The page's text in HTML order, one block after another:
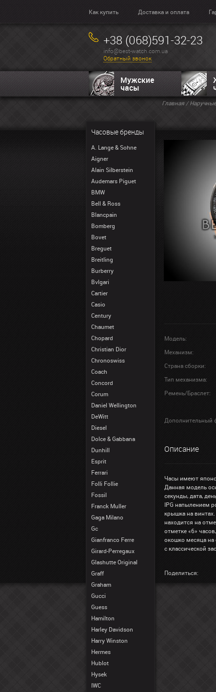
Как купить Доставка и оплата
+38 (068)591-32-23
info@best-watch.com.ua
Обратный звонок
Мужские
часы
Часовые бренды
A. Lange & Sohne
Aigner
Alain Silberstein
Audemars Piguet
BMW
Bell & Ross
Blancpain
Bomberg
Bovet
Breguet
Breitling
Burberry
Bvlgari
Cartier
Casio
Century
Chaumet
Chopard
Christian Dior
Chronoswiss
Coach
Concord
Corum
Daniel Wellington
DeWitt
Diesel
Dolce & Gabbana
Dunhill
Esprit
Ferrari
Folli Follie
Fossil
Franck Muller
Gaga Milano
Gc
Gianfranco Ferre
Girard-Perregaux
Glashutte Original
Graff
Graham
Gucci
Guess
Hamilton
Harley Davidson
Harry Winston
Hermes
Hublot
Hysek
IWC
Главная/
Модель:
Механизм:
Страна сборки:
Тип механизма:
Ремень/Браслет:
Дополнительный
Описание
Часы имеют
Данная модель
секунды, дата,
IPG напылением
крышка на
находится на
отметке «6»
окошко месяца
с классической
Поделиться: